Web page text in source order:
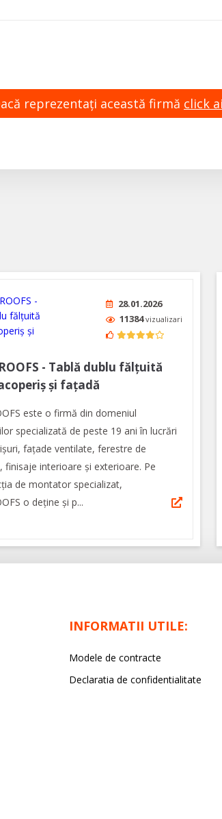
reprezentaţi această firmă click
28.01.2026
11384vizualizari
- Tablă dublu fălțuită
și fațadă
este o firmă din domeniul
specializată de peste 19 ani în lucrări
faţade ventilate, ferestre de
finisaje interioare şi exterioare. Pe
de montator specializat,
o deține și p...
INFORMATII UTILE:
Modele de contracte
Declaratia de confidentialitate